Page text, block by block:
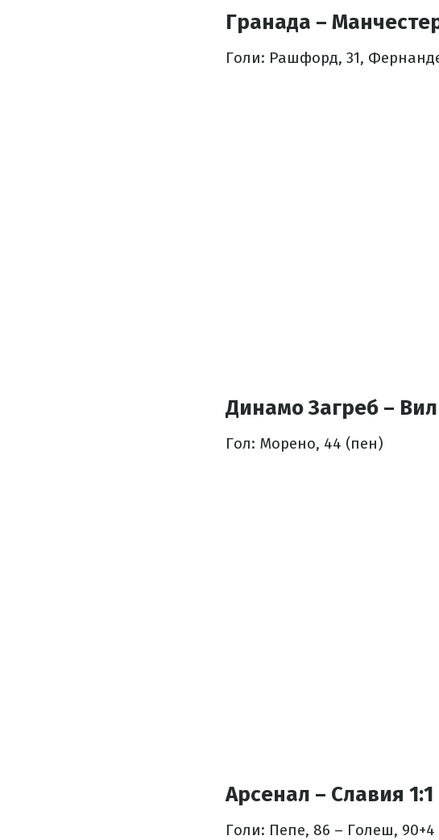
Гранада –
Голи: Рашфорд, 31,
Динамо Загреб –
Гол: Морено, 44 (пен)
Арсенал – Славия 1:1
Голи: Пепе, 86 – Голеш, 90+4